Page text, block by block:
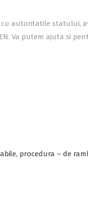
cu autoritatile statului,
Va putem ajuta si
procedura – de